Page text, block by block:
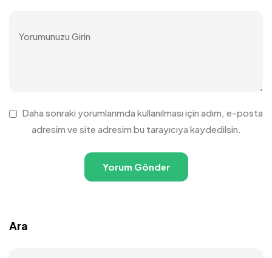
Daha sonraki yorumlarımda kullanılması için adım, e-posta
adresim ve site adresim bu tarayıcıya kaydedilsin.
Ara